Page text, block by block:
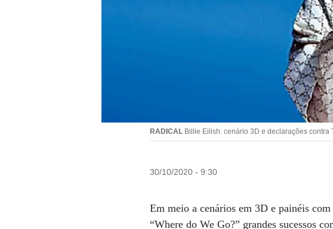
RADICAL Billie Eilish: cenário 3D e declarações contra
30/10/2020 - 9:30
Em meio a cenários em 3D e painéis
“Where do We Go?” grandes sucessos